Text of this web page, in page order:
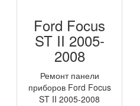
Ford Focus
ST II 2005-
2008
Ремонт панели
приборов Ford Focus
ST II 2005-2008